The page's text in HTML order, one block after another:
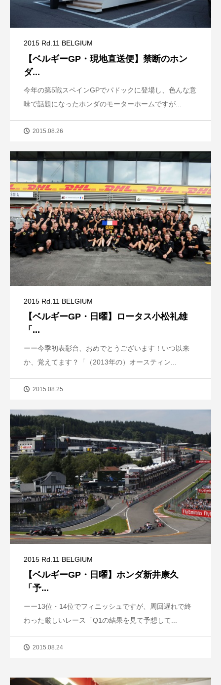
2015 Rd.11 BELGIUM
【ベルギーGP・現地直送便】禁断のホン
ダ...
今年の第5戦スペインGPでパドックに登場し、色んな意
味で話題になったホンダのモーターホームですが...
2015.08.26
2015 Rd.11 BELGIUM
【ベルギーGP・日曜】ロータス小松礼雄
「...
ーー今季初表彰台、おめでとうございます！いつ以来
か、覚えてます？「（2013年の）オースティン...
2015.08.25
2015 Rd.11 BELGIUM
【ベルギーGP・日曜】ホンダ新井康久
「予...
ーー13位・14位でフィニッシュですが、周回遅れで終
わった厳しいレース「Q1の結果を見て予想して...
2015.08.24